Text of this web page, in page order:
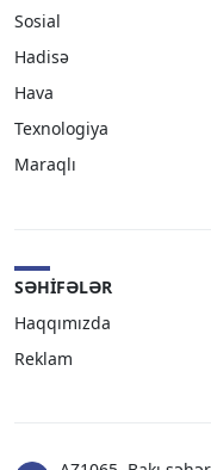
Sosial
Hadisə
Hava
Texnologiya
Maraqlı
SƏHIFƏLƏR
Haqqımızda
Reklam